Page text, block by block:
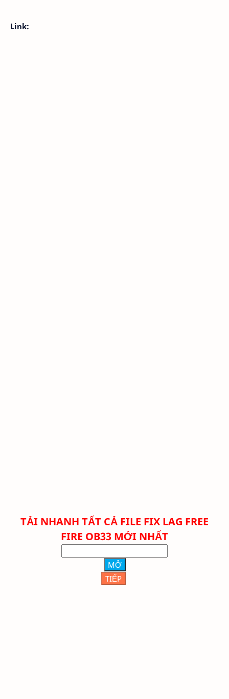
Link:
TẢI NHANH TẤT CẢ FILE FIX LAG FREE
FIRE OB33 MỚI NHẤT
MỞ
TIẾP